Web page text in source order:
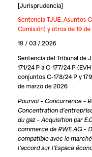
[Jurisprudencia]
Sentencia TJUE. Asuntos
Comisión) y otros de 19
19 / 03 / 2026
Sentencia del Tribunal de
171/24 P a C-177/24 P
conjuntos C-178/24 P y
de marzo de 2026
Pourvoi – Concurrence –
Concentration
du gaz – Acquisition par
commerce de RWE AG –
compatible avec le
l’accord sur l’Espace